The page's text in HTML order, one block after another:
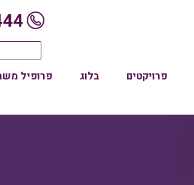
פרויקטים בלוג פרופיל